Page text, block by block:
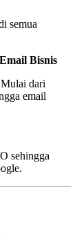
semua
Bisnis
dari
email
sehingga